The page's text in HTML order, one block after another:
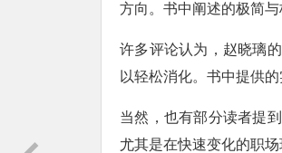
方向。书中阐述的极简
许多评论认为，赵晓璃
以轻松消化。书中提供
当然，也有部分读者提
尤其是在快速变化的职